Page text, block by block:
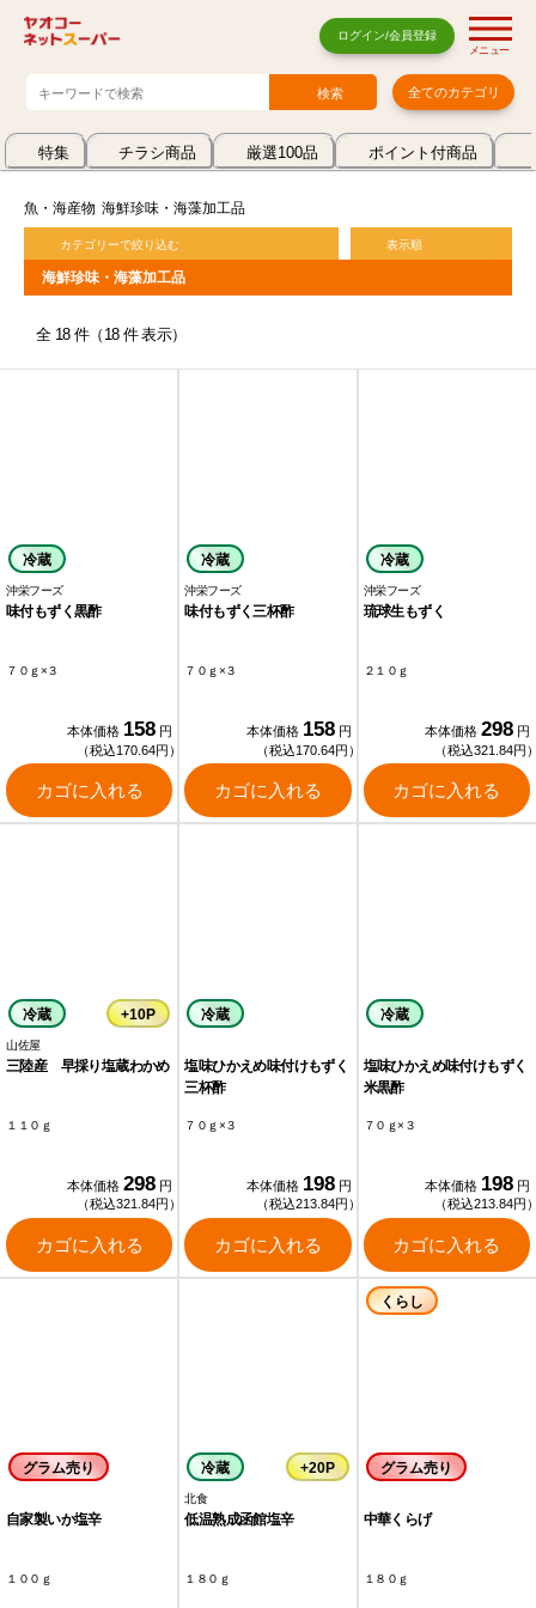
ログイン/会員登録
メニュー
全てのカテゴリ
特集 チラシ商品 厳選100品 ポイント付商品
魚・海産物 海鮮珍味・海藻加工品
カテゴリーで絞り込む 表示順
海鮮珍味・海藻加工品
全 18 件（18 件 表示）
冷蔵
沖栄フーズ
味付もずく黒酢
７０ｇ×３
本体価格 158 円
（税込170.64円）
カゴに入れる
冷蔵
沖栄フーズ
味付もずく三杯酢
７０ｇ×３
本体価格 158 円
（税込170.64円）
カゴに入れる
冷蔵
沖栄フーズ
琉球生もずく
２１０ｇ
本体価格 298 円
（税込321.84円
カゴに入れる
冷蔵 +10P
山佐屋
三陸産 早採り塩蔵わかめ
１１０ｇ
本体価格 298 円
（税込321.84円）
カゴに入れる
冷蔵
塩味ひかえめ味付けもずく
三杯酢
７０ｇ×３
本体価格 198 円
（税込213.84円）
カゴに入れる
冷蔵
塩味ひかえめ味付けもずく
米黒酢
７０ｇ×３
本体価格 198 円
（税込213.84円
カゴに入れる
グラム売り
自家製いか塩辛
１００ｇ
冷蔵 +20P
北食
低温熟成函館塩辛
１８０ｇ
くらし
グラム売り
中華くらげ
１８０ｇ